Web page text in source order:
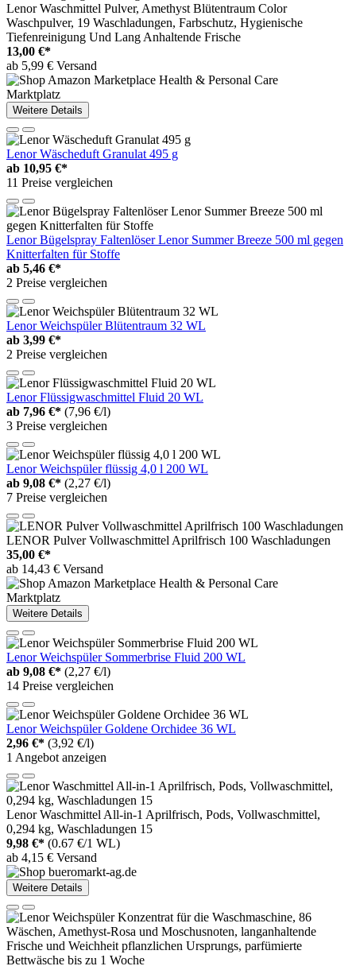
Lenor Waschmittel Pulver, Amethyst Blütentraum Color
Waschpulver, 19 Waschladungen, Farbschutz, Hygienische
Tiefenreinigung Und Lang Anhaltende Frische
13,00 €*
ab 5,99 € Versand
Marktplatz
Weitere Details
Lenor Wäscheduft Granulat 495 g
ab 10,95 €*
11 Preise vergleichen
Lenor Bügelspray Faltenlöser Lenor Summer Breeze 500 ml gegen
Knitterfalten für Stoffe
ab 5,46 €*
2 Preise vergleichen
Lenor Weichspüler Blütentraum 32 WL
ab 3,99 €*
2 Preise vergleichen
Lenor Flüssigwaschmittel Fluid 20 WL
ab 7,96 €* (7,96 €/l)
3 Preise vergleichen
Lenor Weichspüler flüssig 4,0 l 200 WL
ab 9,08 €* (2,27 €/l)
7 Preise vergleichen
LENOR Pulver Vollwaschmittel Aprilfrisch 100 Waschladungen
35,00 €*
ab 14,43 € Versand
Marktplatz
Weitere Details
Lenor Weichspüler Sommerbrise Fluid 200 WL
ab 9,08 €* (2,27 €/l)
14 Preise vergleichen
Lenor Weichspüler Goldene Orchidee 36 WL
2,96 €* (3,92 €/l)
1 Angebot anzeigen
Lenor Waschmittel All-in-1 Aprilfrisch, Pods, Vollwaschmittel,
0,294 kg, Waschladungen 15
9,98 €* (0.67 €/1 WL)
ab 4,15 € Versand
Weitere Details